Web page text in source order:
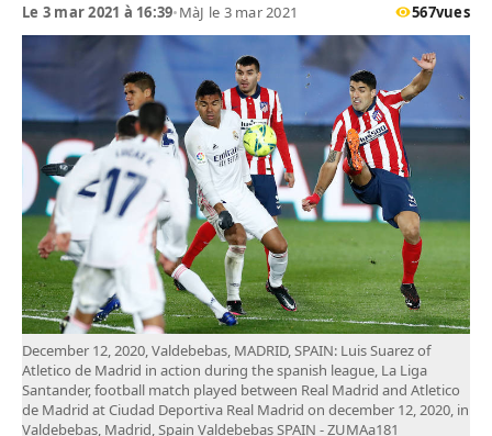
Le 3 mar 2021 à 16:39•MàJ le 3 mar 2021 567vues
December 12, 2020, Valdebebas, MADRID, SPAIN: Luis Suarez of
Atletico de Madrid in action during the spanish league, La Liga
Santander, football match played between Real Madrid and Atletico
de Madrid at Ciudad Deportiva Real Madrid on december 12, 2020, in
Valdebebas, Madrid, Spain Valdebebas SPAIN - ZUMAa181